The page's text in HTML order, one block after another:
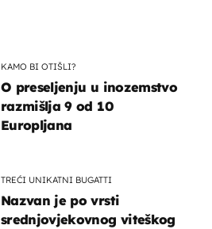
KAMO BI OTIŠLI?
O preseljenju u inozemstvo
razmišlja 9 od 10
Europljana
TREĆI UNIKATNI BUGATTI
Nazvan je po vrsti
srednjovjekovnog viteškog